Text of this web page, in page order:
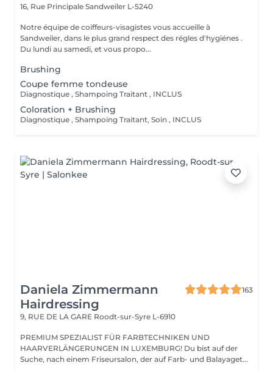
16, Rue Principale Sandweiler L-5240
Notre équipe de coiffeurs-visagistes vous accueille à
Sandweiler, dans le plus grand respect des régles d'hygiénes .
Du lundi au samedi, et vous propo...
Brushing
Coupe femme tondeuse
Diagnostique , Shampoing Traitant , INCLUS
Coloration + Brushing
Diagnostique , Shampoing Traitant, Soin , INCLUS
Daniela Zimmermann
Hairdressing
163
9, RUE DE LA GARE Roodt-sur-Syre L-6910
PREMIUM SPEZIALIST FÜR FARBTECHNIKEN UND
HAARVERLÄNGERUNGEN IN LUXEMBURG! Du bist auf der
Suche, nach einem Friseursalon, der auf Farb- und Balayaget...